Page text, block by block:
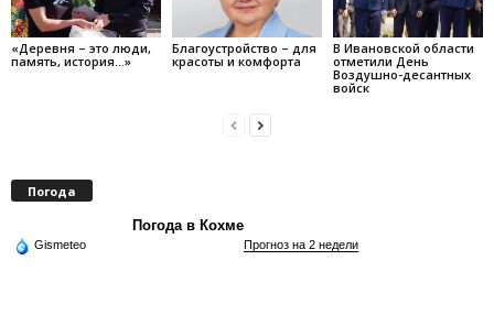
«Деревня – это люди,
память, история…»
Благоустройство – для
красоты и комфорта
В Ивановской области
отметили День
Воздушно-десантных
войск
Погода
Погода в Кохме
Gismeteo Прогноз на 2 недели